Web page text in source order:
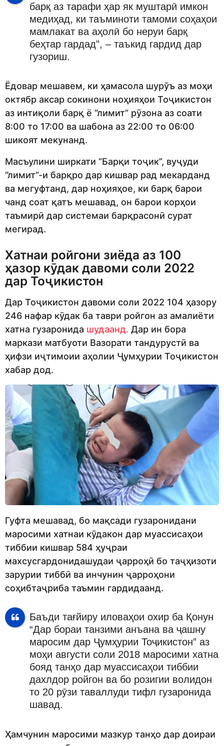
барқ аз тарафи ҳар як муштарӣ имкон
медиҳад, ки таъминоти тамоми соҳаҳои
мамлакат ва аҳолӣ бо неруи барқ
беҳтар гардад”, – таъкид гардид дар
гузориш.
Ёдовар мешавем, ки ҳамасола шурӯъ аз моҳи
октябр аксар сокинони ноҳияҳои Тоҷикистон
аз интиқоли барқ ё “лимит” рӯзона аз соати
8:00 то 17:00 ва шабона аз 22:00 то 06:00
шикоят мекунанд.
Масъулини ширкати “Барқи тоҷик”, вуҷуди
“лимит”-и барқро дар кишвар рад мекарданд
ва мегуфтанд, дар ноҳияҳое, ки барқ барои
чанд соат қатъ мешавад, он барои корҳои
таъмирӣ дар системаи барқрасонӣ сурат
мегирад.
Хатнаи ройгони зиёда аз 100
ҳазор кӯдак давоми соли 2022
дар Тоҷикистон
Дар Тоҷикистон давоми соли 2022 104 ҳазору
246 нафар кӯдак ба таври ройгон аз амалиёти
хатна гузаронида шудаанд. Дар ин бора
маркази матбуоти Вазорати тандурустӣ ва
ҳифзи иҷтимоии аҳолии Ҷумҳурии Тоҷикистон
хабар дод.
Гуфта мешавад, бо мақсади гузаронидани
маросими хатнаи кӯдакон дар муассисаҳои
тиббии кишвар 584 ҳуҷраи
махсусгардонидашудаи ҷарроҳӣ бо таҷҳизоти
зарурии тиббӣ ва инчунин ҷарроҳони
соҳибтаҷриба таъмин гардидаанд.
Баъди тағйиру иловаҳои охир ба Қонун
“Дар бораи танзими анъана ва ҷашну
маросим дар Ҷумҳурии Тоҷикистон” аз
моҳи августи соли 2018 маросими хатна
бояд танҳо дар муассисаҳои тиббии
дахлдор ройгон ва бо розигии волидон
то 20 рӯзи таваллуди тифл гузаронида
шавад.
Ҳамчунин маросими мазкур танҳо дар доираи